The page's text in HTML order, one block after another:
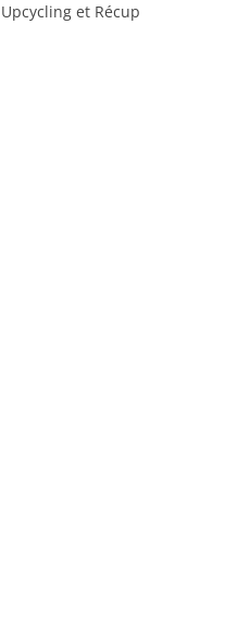
Upcycling et Récup